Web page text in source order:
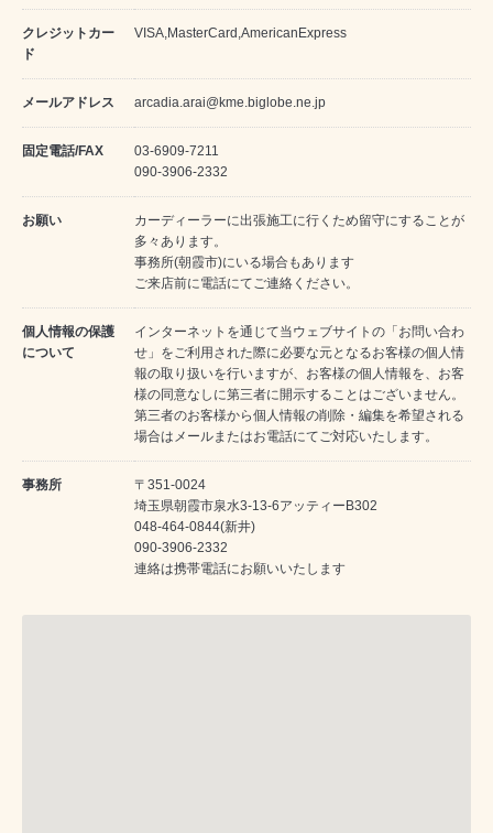
クレジットカー
ド
VISA,MasterCard,AmericanExpress
メールアドレス arcadia.arai@kme.biglobe.ne.jp
固定電話/FAX
03-6909-7211
090-3906-2332
お願い
カーディーラーに出張施工に行くため留守にすることが
多々あります。
事務所(朝霞市)にいる場合もあります
ご来店前に電話にてご連絡ください。
個人情報の保護
について
インターネットを通じて当ウェブサイトの「お問い合わ
せ」をご利用された際に必要な元となるお客様の個人情
報の取り扱いを行いますが、お客様の個人情報を、お客
様の同意なしに第三者に開示することはございません。
第三者のお客様から個人情報の削除・編集を希望される
場合はメールまたはお電話にてご対応いたします。
事務所
〒351-0024
埼玉県朝霞市泉水3-13-6アッティーB302
048-464-0844(新井)
090-3906-2332
連絡は携帯電話にお願いいたします